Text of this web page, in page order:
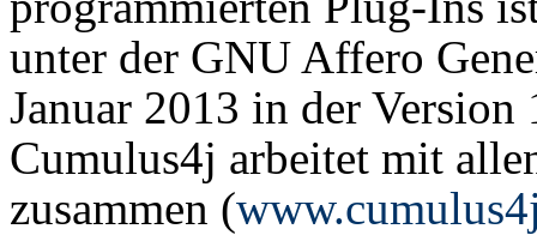
unter der GNU Affero
Januar 2013 in der
Cumulus4j arbeitet mit
zusammen (